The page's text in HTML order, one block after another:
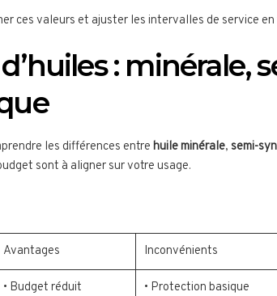
ces valeurs et ajuster les intervalles de service
: minérale,
les différences entre huile minérale, semi-
sont à aligner sur votre usage.
Avantages Inconvénients
• Budget réduit • Protection basique